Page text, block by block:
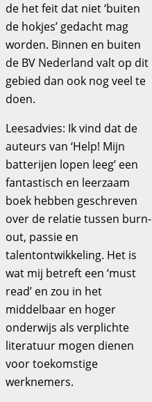
de het feit dat niet ‘buiten
de hokjes’ gedacht mag
worden. Binnen en buiten
de BV Nederland valt op dit
gebied dan ook nog veel te
doen.
Leesadvies: Ik vind dat de
auteurs van ‘Help! Mijn
batterijen lopen leeg’ een
fantastisch en leerzaam
boek hebben geschreven
over de relatie tussen burn-
out, passie en
talentontwikkeling. Het is
wat mij betreft een ‘must
read’ en zou in het
middelbaar en hoger
onderwijs als verplichte
literatuur mogen dienen
voor toekomstige
werknemers.